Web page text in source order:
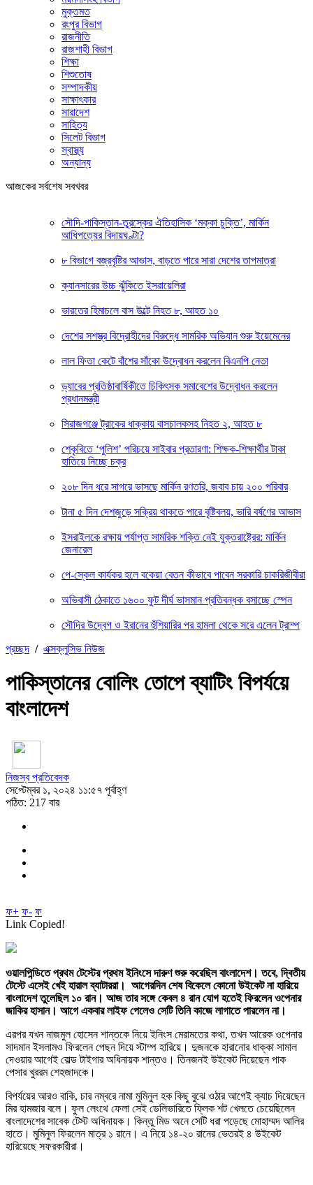
মুক্তমত
রংপুর বিভাগ
রাজনীতি
রাজশাহী বিভাগ
শিক্ষা
শিশুতোষ
সম্পাদকীয়
সাক্ষাৎকার
সারাদেশ
সাহিত্য
সিলেট বিভাগ
স্বাস্থ্য
অন্যান্য
আজকের সর্বশেষ সবখবর
সৌদি-পাকিস্তান-তুরস্কের ঐতিহাসিক ‘মক্কা চুক্তি’, মার্কিন
আধিপত্যের বিদায়ঘণ্টা?
৮ বিভাগে বজ্রবৃষ্টির আভাস, বাড়তে পারে সারা দেশের তাপমাত্রা
ক্যানসারের উচ্চ ঝুঁকিতে ইসরায়েলিরা
ভারতের হিমাচলে বাস উল্টে নিহত ৮, আহত ১০
দেশের সশস্ত্র বিদ্রোহীদের বিরুদ্ধে সামরিক অভিযান শুরু ইয়েমেনের
লাল ফিতা কেটে বাঁশের সাঁকো উদ্বোধন করলেন বিএনপি নেতা
ড্যাবের প্রতিষ্ঠাবার্ষিকীতে চিকিৎসক সমাবেশের উদ্বোধন করলেন
প্রধানমন্ত্রী
সিরাজগঞ্জে ট্রাকের ধাক্কায় বাসচালকসহ নিহত ২, আহত ৮
শেকৃবিতে ‘পুলিশ’ পরিচয়ে সাইবার প্রতারণা: শিক্ষক-শিক্ষার্থীর টাকা
হাতিয়ে নিচ্ছে চক্র
২০৮ দিন ধরে সাগরে ভাসছে মার্কিন রণতরি, জবাব চায় ২০০ পরিবার
টানা ৫ দিন দেশজুড়ে সক্রিয় থাকতে পারে বৃষ্টিবলয়, ভারি বর্ষণের আভাস
ইসরাইলকে রক্ষায় পর্যাপ্ত সামরিক শক্তি নেই যুক্তরাষ্ট্রের: মার্কিন
জেনারেল
পে-স্কেল কার্যকর হলে বকেয়া বেতন কীভাবে পাবেন সরকারি চাকরিজীবীরা
অভিবাসী ঠেকাতে ১৬০০ ফুট দীর্ঘ ভাসমান প্রতিবন্ধক বসাচ্ছে স্পেন
সৌদির উদ্বেগ ও ইরানের হুঁশিয়ারির পর হামলা থেকে সরে এলেন ট্রাম্প
প্রচ্ছদ / এক্সক্লুসিভ নিউজ
পাকিস্তানের বোলিং তোপে ব্যাটিং বিপর্যয়ে
বাংলাদেশ
নিজস্ব প্রতিবেদক
সেপ্টেম্বর ১, ২০২৪ ১১:৫৭ পূর্বাহ্ণ
পঠিত: 217 বার
ফ+ ফ- ফ
Link Copied!
ওয়ালপিন্ডিতে প্রথম টেস্টের প্রথম ইনিংসে দারুণ শুরু করেছিল বাংলাদেশ। তবে, দ্বিতীয়
টেস্টে এসেই খেই হারাল ব্যাটাররা। আগেরদিন শেষ বিকেলে কোনো উইকেট না হারিয়ে
বাংলাদেশ তুলেছিল ১০ রান। আজ তার সঙ্গে কেবল ৪ রান যোগ হতেই ফিরলেন ওপেনার
জাকির হাসান। আগে একবার লাইফ পেলেও সেটি তিনি কাজে লাগাতে পারলেন না।
এরপর যখন নাজমুল হোসেন শান্তকে নিয়ে ইনিংস মেরামতের কথা, তখন আরেক ওপেনার
সাদমান ইসলামও ফিরলেন পেছন দিয়ে স্টাম্প হারিয়ে। দুজনকে হারানোর ধাক্কা সামাল
দেওয়ার আগেই বোল্ড টাইগার অধিনায়ক শান্তও। তিনজনই উইকেট দিয়েছেন পাক
পেসার খুররম শেহজাদকে।
বিপর্যয়ের আরও বাকি, চার নম্বরে নামা মুমিনুল হক কিছু বুঝে ওঠার আগেই ক্যাচ দিয়েছেন
মির হামজার বলে। ফুল লেংথে ফেলা সেই ডেলিভারিতে ফ্লিক শট খেলতে চেয়েছিলেন
বাংলাদেশের সাবেক টেস্ট অধিনায়ক। কিন্তু মিড অনে সেটি ধরা পড়েছে মোহাম্মদ আলির
হাতে। মুমিনুল ফিরলেন মাত্র ১ রানে। এ নিয়ে ১৪-২০ রানের ভেতরই ৪ উইকেট
হারিয়েছে সফরকারীরা।